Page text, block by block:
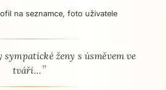
ženy s úsměvem ve
tváři...”